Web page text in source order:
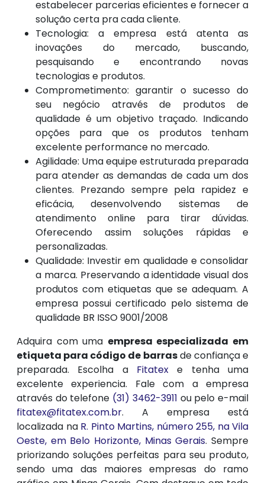
estabelecer parcerias eficientes e fornecer a
solução certa pra cada cliente.
Tecnologia: a empresa está atenta as
inovações do mercado, buscando,
pesquisando e encontrando novas
tecnologias e produtos.
Comprometimento: garantir o sucesso do
seu negócio através de produtos de
qualidade é um objetivo traçado. Indicando
opções para que os produtos tenham
excelente performance no mercado.
Agilidade: Uma equipe estruturada preparada
para atender as demandas de cada um dos
clientes. Prezando sempre pela rapidez e
eficácia, desenvolvendo sistemas de
atendimento online para tirar dúvidas.
Oferecendo assim soluções rápidas e
personalizadas.
Qualidade: Investir em qualidade e consolidar
a marca. Preservando a identidade visual dos
produtos com etiquetas que se adequam. A
empresa possui certificado pelo sistema de
qualidade BR ISSO 9001/2008
Adquira com uma empresa especializada em
etiqueta para código de barrasde confiança e
preparada. Escolha a Fitatex e tenha uma
excelente experiencia. Fale com a empresa
através do telefone (31) 3462-3911 ou pelo e-mail
fitatex@fitatex.com.br. A empresa está
localizada na R. Pinto Martins, número 255, na Vila
Oeste, em Belo Horizonte, Minas Gerais. Sempre
priorizando soluções perfeitas para seu produto,
sendo uma das maiores empresas do ramo